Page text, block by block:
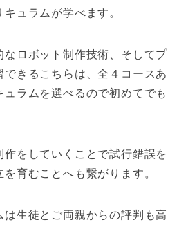
ュラムが学べます。
なロボット制作技術、そしてプ
できるこちらは、全４コースあ
ュラムを選べるので初めてでも
作をしていくことで試行錯誤を
育むことへも繋がります。
は生徒とご両親からの評判も高